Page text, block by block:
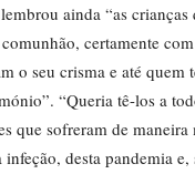
ainda “as crianças
certamente
o seu crisma e até quem
“Queria tê-los a
que sofreram de maneira
infeção, desta pandemia